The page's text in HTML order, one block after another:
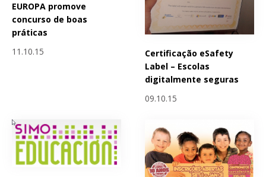
EUROPA promove
concurso de boas
práticas
11.10.15
Certificação eSafety
Label – Escolas
digitalmente seguras
09.10.15